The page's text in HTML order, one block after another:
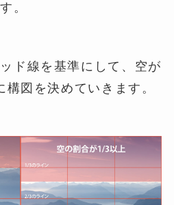
。
ド線を基準にして、空が
図を決めていきます。